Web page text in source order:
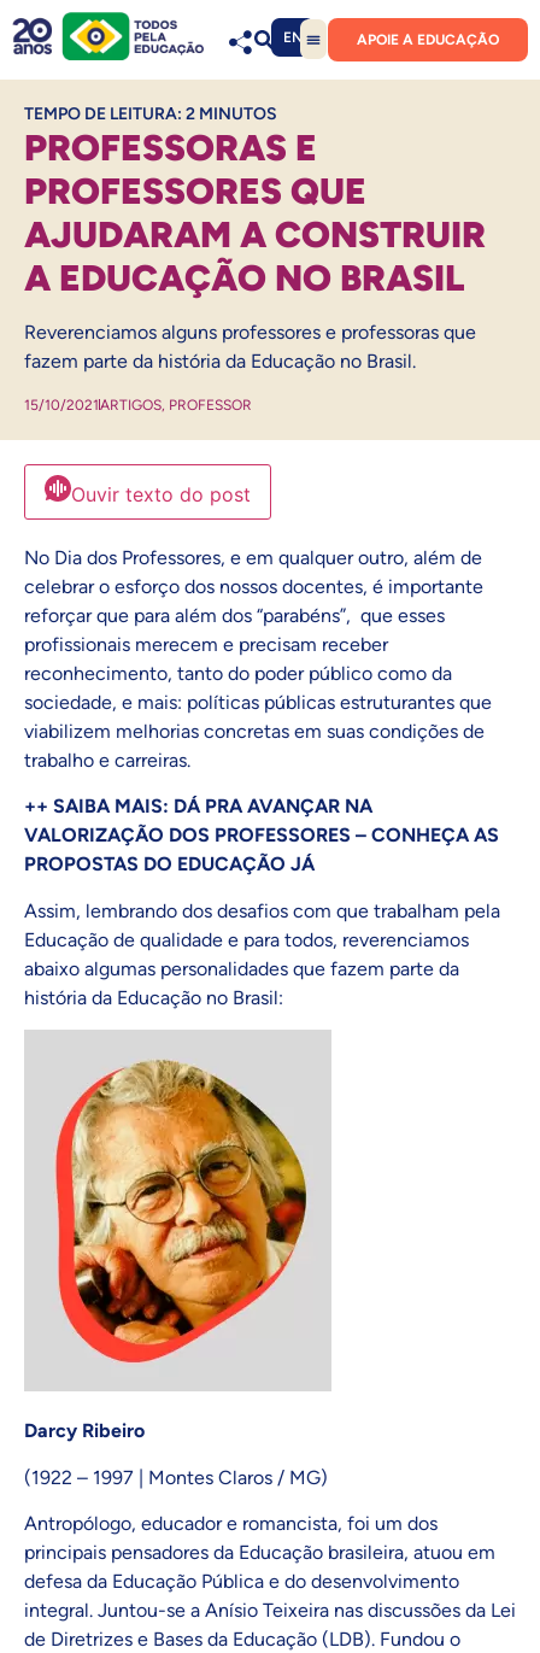
EN APOIE A EDUCAÇÃO
TEMPO DE LEITURA: 2 MINUTOS
PROFESSORAS E
PROFESSORES QUE
AJUDARAM A CONSTRUIR
A EDUCAÇÃO NO BRASIL
Reverenciamos alguns professores e professoras que
fazem parte da história da Educação no Brasil.
15/10/2021ARTIGOS, PROFESSOR
Ouvir texto do post
No Dia dos Professores, e em qualquer outro, além de
celebrar o esforço dos nossos docentes, é importante
reforçar que para além dos “parabéns”, que esses
profissionais merecem e precisam receber
reconhecimento, tanto do poder público como da
sociedade, e mais: políticas públicas estruturantes que
viabilizem melhorias concretas em suas condições de
trabalho e carreiras.
++ SAIBA MAIS: DÁ PRA AVANÇAR NA
VALORIZAÇÃO DOS PROFESSORES – CONHEÇA AS
PROPOSTAS DO EDUCAÇÃO JÁ
Assim, lembrando dos desafios com que trabalham pela
Educação de qualidade e para todos, reverenciamos
abaixo algumas personalidades que fazem parte da
história da Educação no Brasil:
Darcy Ribeiro
(1922 – 1997 | Montes Claros / MG)
Antropólogo, educador e romancista, foi um dos
principais pensadores da Educação brasileira, atuou em
defesa da Educação Pública e do desenvolvimento
integral. Juntou-se a Anísio Teixeira nas discussões da Lei
de Diretrizes e Bases da Educação (LDB). Fundou o